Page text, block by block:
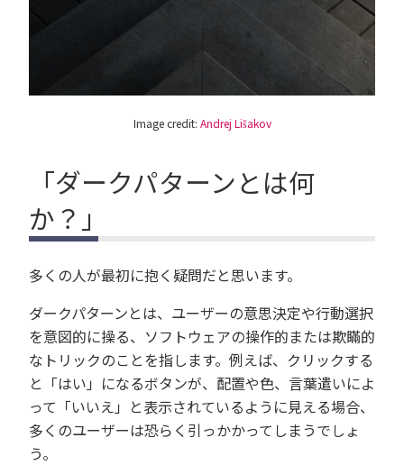
Image credit: Andrej Lišakov
「ダークパターンとは何
か？」
多くの人が最初に抱く疑問だと思います。
ダークパターンとは、ユーザーの意思決定や行動選択
を意図的に操る、ソフトウェアの操作的または欺瞞的
なトリックのことを指します。 例えば、クリックする
と「はい」になるボタンが、配置や色、言葉遣いによ
って「いいえ」と表示されているように見える場合、
多くのユーザーは恐らく引っかかってしまうでしょ
う。